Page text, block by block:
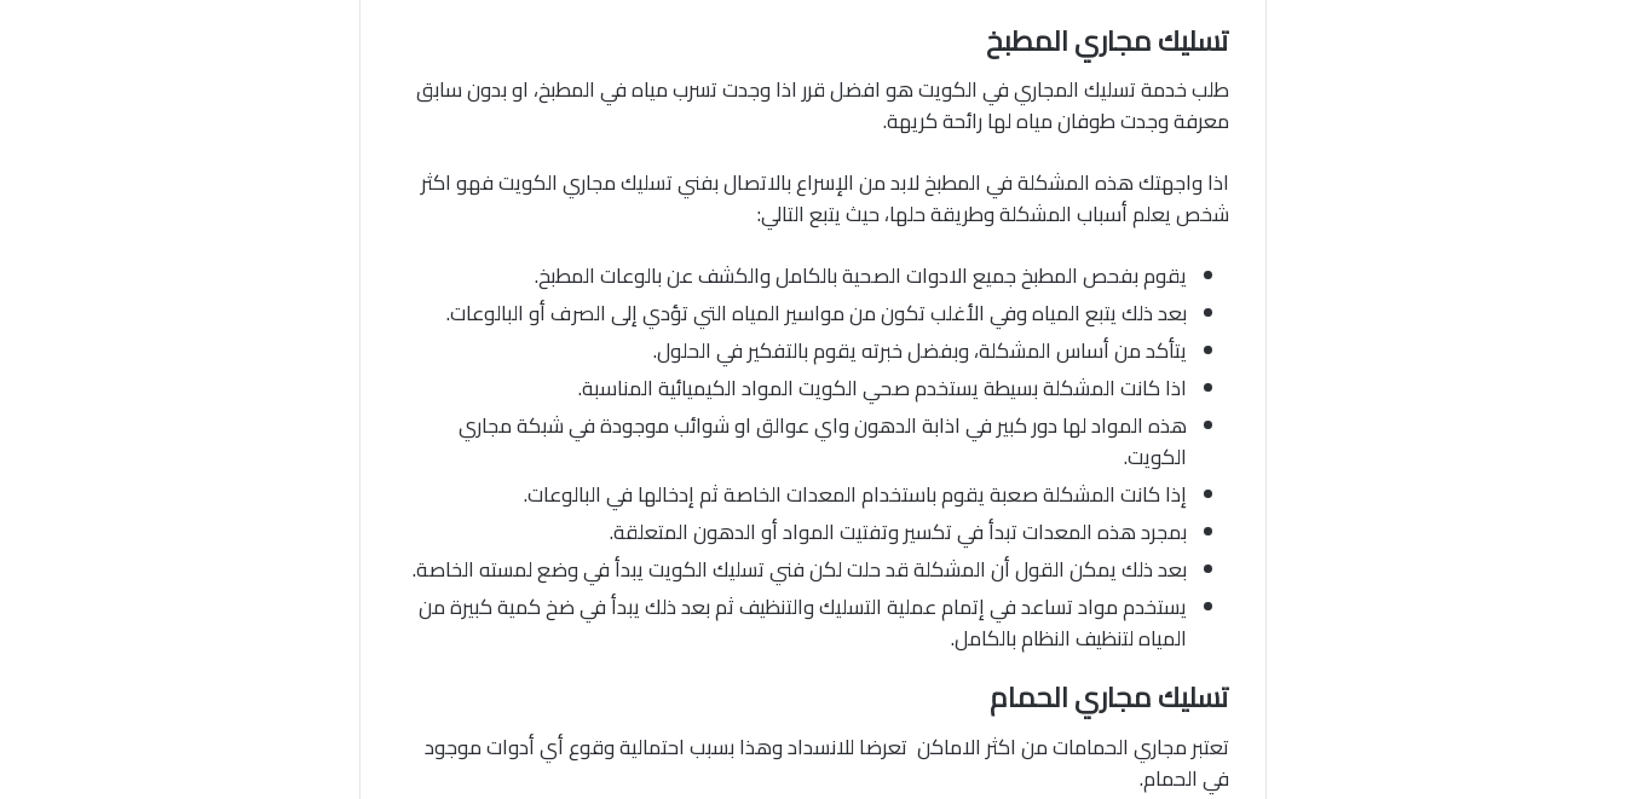
تسليك مجاري المطبخ
طلب خدمة تسليك المجاري في الكويت هو افضل قرر اذا وجدت تسرب مياه في المطبخ، او بدون سابق
معرفة وجدت طوفان مياه لها رائحة كريهة.
اذا واجهتك هذه المشكلة في المطبخ لابد من الإسراع بالاتصال بفني تسليك مجاري الكويت فهو اكثر
شخص يعلم أسباب المشكلة وطريقة حلها، حيث يتبع التالي:
يقوم بفحص المطبخ جميع الادوات الصحية بالكامل والكشف عن بالوعات المطبخ.
بعد ذلك يتبع المياه وفي الأغلب تكون من مواسير المياه التي تؤدي إلى الصرف أو البالوعات.
يتأكد من أساس المشكلة، وبفضل خبرته يقوم بالتفكير في الحلول.
اذا كانت المشكلة بسيطة يستخدم صحي الكويت المواد الكيميائية المناسبة.
هذه المواد لها دور كبير في اذابة الدهون واي عوالق او شوائب موجودة في شبكة مجاري
الكويت.
إذا كانت المشكلة صعبة يقوم باستخدام المعدات الخاصة ثم إدخالها في البالوعات.
بمجرد هذه المعدات تبدأ في تكسير وتفتيت المواد أو الدهون المتعلقة.
بعد ذلك يمكن القول أن المشكلة قد حلت لكن فني تسليك الكويت يبدأ في وضع لمسته الخاصة.
يستخدم مواد تساعد في إتمام عملية التسليك والتنظيف ثم بعد ذلك يبدأ في ضخ كمية كبيرة من
المياه لتنظيف النظام بالكامل.
تسليك مجاري الحمام
تعتبر مجاري الحمامات من اكثر الاماكن تعرضا للانسداد وهذا بسبب احتمالية وقوع أي أدوات موجود
في الحمام.